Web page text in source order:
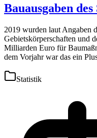
Bauausgaben des
2019 wurden laut Angaben
Gebietskörperschaften und
Milliarden Euro für
dem Vorjahr war das ein
Statistik